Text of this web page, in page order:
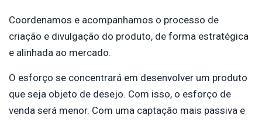
Coordenamos e acompanhamos o processo de
criação e divulgação do produto, de forma estratégica
e alinhada ao mercado.
O esforço se concentrará em desenvolver um produto
que seja objeto de desejo. Com isso, o esforço de
venda será menor. Com uma captação mais passiva e